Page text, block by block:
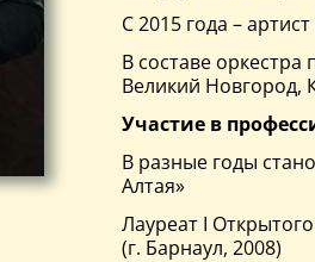
С 2015 года –
В составе
Великий Новгород,
Участие в
В разные годы
Алтая»
Лауреат I
(г. Барнаул, 2008)